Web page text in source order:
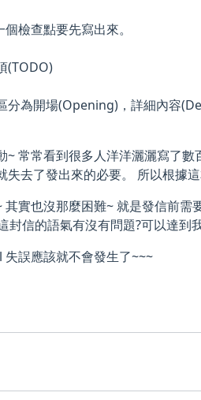
檢查點要先寫出來。
(TODO)
分為開場(Opening)，詳細內容
常常看到很多人洋洋灑灑寫了
去了發出來的必要。 所以根據
實也沒那麼困難~ 就是發信前需
封信的語氣有沒有問題?可以達到
誤應該就不會發生了~~~